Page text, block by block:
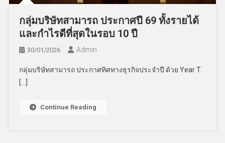
กลุ่มบริษัทสามารถ ประกาศปี 69 ทั้งรายได้
และกำไรดีที่สุดในรอบ 10 ปี
30/01/2026 Admin
กลุ่มบริษัทสามารถ ประกาศทิศทางธุรกิจประจำปี ด้วย Year T
[…]
Continue Reading